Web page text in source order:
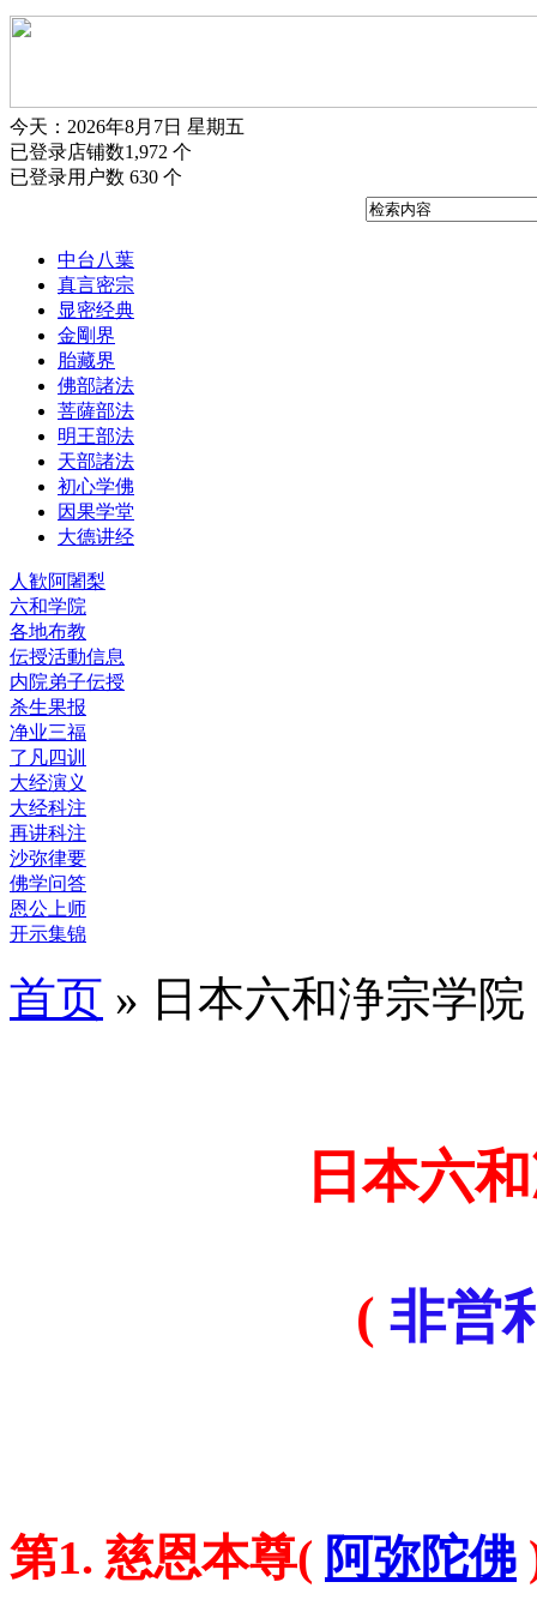
今天：2026年8月7日 星期五
已登录店铺数1,972 个
已登录用户数 630 个
中台八葉
真言密宗
显密经典
金剛界
胎藏界
佛部諸法
菩薩部法
明王部法
天部諸法
初心学佛
因果学堂
大德讲经
人歓阿闍梨
六和学院
各地布教
伝授活動信息
内院弟子伝授
杀生果报
净业三福
了凡四训
大经演义
大经科注
再讲科注
沙弥律要
佛学问答
恩公上师
开示集锦
首页 » 日本六和浄宗学院
日本六
(非営
第1. 慈恩本尊( 阿弥陀佛